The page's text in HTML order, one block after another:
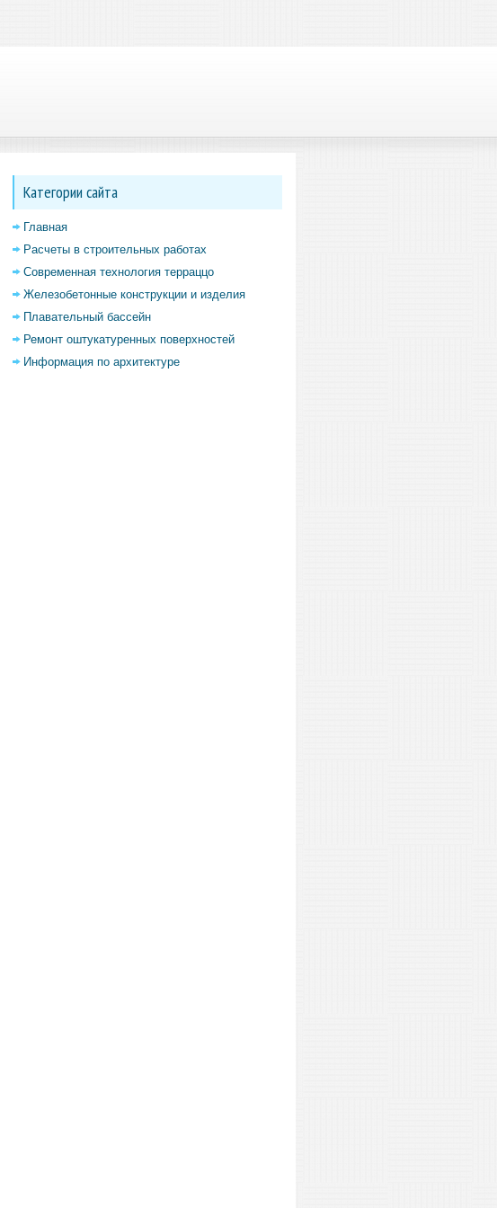
Категории сайта
Главная
Расчеты в строительных работах
Современная технология терраццо
Железобетонные конструкции и изделия
Плавательный бассейн
Ремонт оштукатуренных поверхностей
Информация по архитектуре